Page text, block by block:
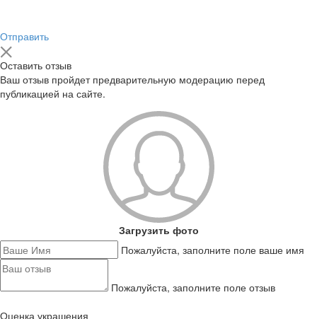
Отправить
Оставить отзыв
Ваш отзыв пройдет предварительную модерацию перед
публикацией на сайте.
Загрузить фото
Пожалуйста, заполните поле ваше имя
Пожалуйста, заполните поле отзыв
Оценка украшения